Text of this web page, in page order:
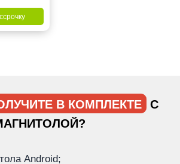
В КОМПЛЕКТЕ
С
Android;